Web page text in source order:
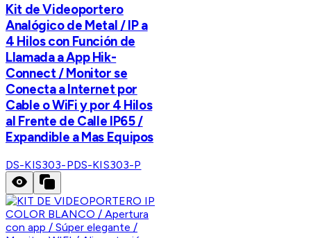
Kit de Videoportero
Analógico de Metal / IP a
4 Hilos con Función de
Llamada a App Hik-
Connect / Monitor se
Conecta a Internet por
Cable o WiFi y por 4 Hilos
al Frente de Calle IP65 /
Expandible a Mas Equipos
DS-KIS303-PDS-KIS303-P